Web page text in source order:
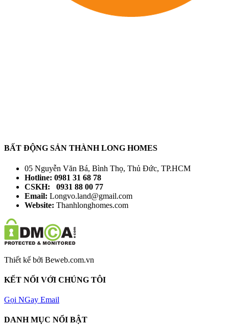
BẤT ĐỘNG SẢN THÀNH LONG HOMES
05 Nguyễn Văn Bá, Bình Thọ, Thủ Đức, TP.HCM
Hotline: 0981 31 68 78
CSKH: 0931 88 00 77
Email: Longvo.land@gmail.com
Website: Thanhlonghomes.com
Thiết kế bởi Beweb.com.vn
KẾT NỐI VỚI CHÚNG TÔI
Gọi NGay Email
DANH MỤC NỔI BẬT